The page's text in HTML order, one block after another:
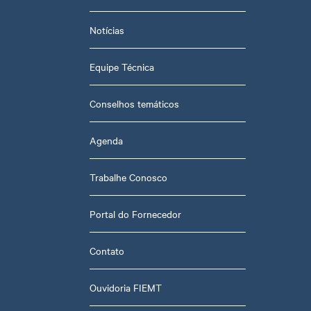
Notícias
Equipe Técnica
Conselhos temáticos
Agenda
Trabalhe Conosco
Portal do Fornecedor
Contato
Ouvidoria FIEMT